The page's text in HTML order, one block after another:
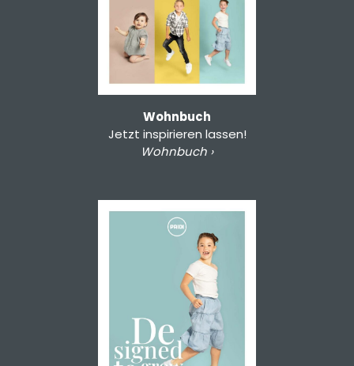
Wohnbuch
Jetzt inspirieren lassen!
Wohnbuch ›